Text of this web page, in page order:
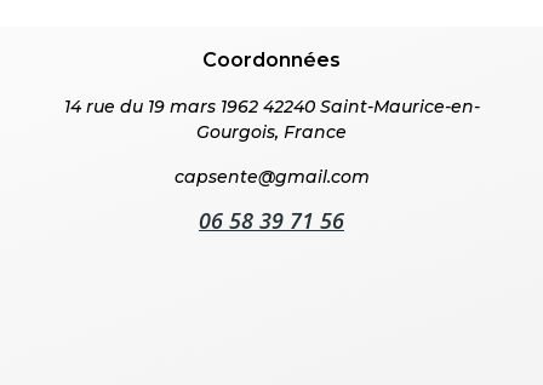
Coordonnées
14 rue du 19 mars 1962 42240 Saint-Maurice-en-
Gourgois, France
capsente@gmail.com
06 58 39 71 56